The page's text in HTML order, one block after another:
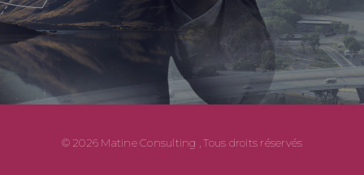
© 2026 Matine Consulting , Tous droits réservés